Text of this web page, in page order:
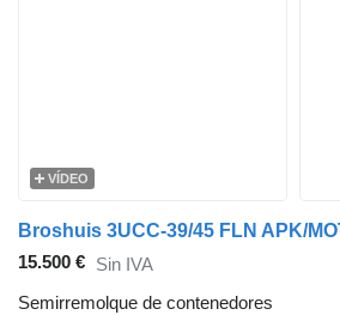
VÍDEO
Broshuis 3UCC-39/45 FLN APK/
15.500 € Sin IVA
Semirremolque de contenedores